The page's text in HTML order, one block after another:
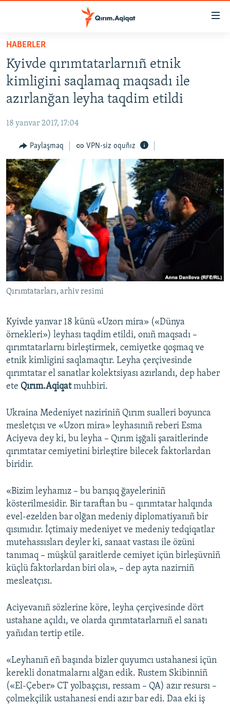
Esas
qaytmaq
Baş
navigatsiyağa
qaytmaq
Qıdıruvğa
qaytmaq
HABERLER
SİYASET
İQTİSADİYAT
MEDENİYET
İNSAN AQLARI
VİDEO
SÜRET
BLOGLAR
FİKİR
Русский
Українською
QOŞULIÑIZ!
RFE/RS bütün saytları
HABERLER
Kyivde qırımtatarlarnıñ etnik
kimligini saqlamaq maqsadı ile
azırlanğan leyha taqdim etildi
18 yanvar 2017, 17:04
Paylaşmaq VPN-siz oquñız
Qırımtatarları, arhiv resimi
Kyivde yanvar 18 künü «Uzorı mira» («Dünya
örnekleri») leyhası taqdim etildi, onıñ maqsadı –
qırımtatarlarnı birleştirmek, cemiyetke qoşmaq ve
etnik kimligini saqlamaqtır. Leyha çerçivesinde
qırımtatar el sanatlar kolektsiyası azırlandı, dep haber
ete Qırım.Aqiqatmuhbiri.
Ukraina Medeniyet naziriniñ Qırım sualleri boyunca
mesletçısı ve «Uzorı mira» leyhasınıñ reberi Esma
Aciyeva dey ki, bu leyha – Qırım işğali şaraitlerinde
qırımtatar cemiyetini birleştire bilecek faktorlardan
biridir.
«Bizim leyhamız – bu barışıq ğayeleriniñ
kösterilmesidir. Bir taraftan bu – qırımtatar halqında
evel-ezelden bar olğan medeniy diplomatiyanıñ bir
qısımıdır. İçtimaiy medeniyet ve medeniy tedqiqatlar
mutehassısları deyler ki, sanaat vastası ile özüni
tanımaq – müşkül şaraitlerde cemiyet içün birleşüvniñ
küçlü faktorlardan biri ola», – dep ayta nazirniñ
mesleatçısı.
Aciyevanıñ sözlerine köre, leyha çerçivesinde dört
ustahane açıldı, ve olarda qırımtatarlarnıñ el sanatı
yañıdan tertip etile.
«Leyhanıñ eñ başında bizler quyumcı ustahanesi içün
kerekli donatmalarnı alğan edik. Rustem Skibinniñ
(«El-Çeber» CT yolbaşçısı, ressam – QA) azır resursı –
çolmekçilik ustahanesi endi azır bar edi. Daa eki iş